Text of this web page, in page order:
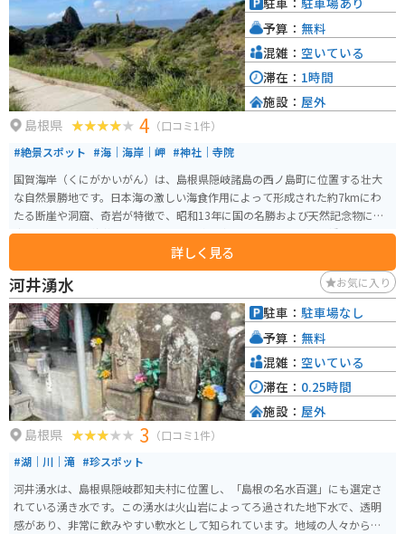
島根県 4 （口コミ1件）
#絶景スポット #海｜海岸｜岬 #神社｜寺院
国賀海岸（くにがかいがん）は、島根県隠岐諸島の西ノ島町に位置する壮大
な自然景勝地です。日本海の激しい海食作用によって形成された約7kmにわ
たる断崖や洞窟、奇岩が特徴で、昭和13年に国の名勝および天然記念物に指
定されました。 海抜257メートルの「摩天崖」をはじめ、「通天橋」や「明
暗の岩屋」など、見どころが点在しています。周辺の草地では牛や馬が放牧さ
れ、穏やかな風景も楽しめます。国立公園にも指定されており、遊歩道が整
備されているため、トレッキングをしながら海と自然の美しい景色を堪能で
きる人気スポットです。
詳しく見る
予算： 無料
混雑： 空いている
滞在： 1時間
施設： 屋外
河井湧水 お気に入り
島根県 3 （口コミ1件）
#湖｜川｜滝 #珍スポット
河井湧水は、島根県隠岐郡知夫村に位置し、「島根の名水百選」にも選定さ
れている湧き水です。この湧水は火山岩によってろ過された地下水で、透明
感があり、非常に飲みやすい軟水として知られています。地域の人々からは
駐車： 駐車場なし
予算： 無料
混雑： 空いている
滞在： 0.25時間
施設： 屋外